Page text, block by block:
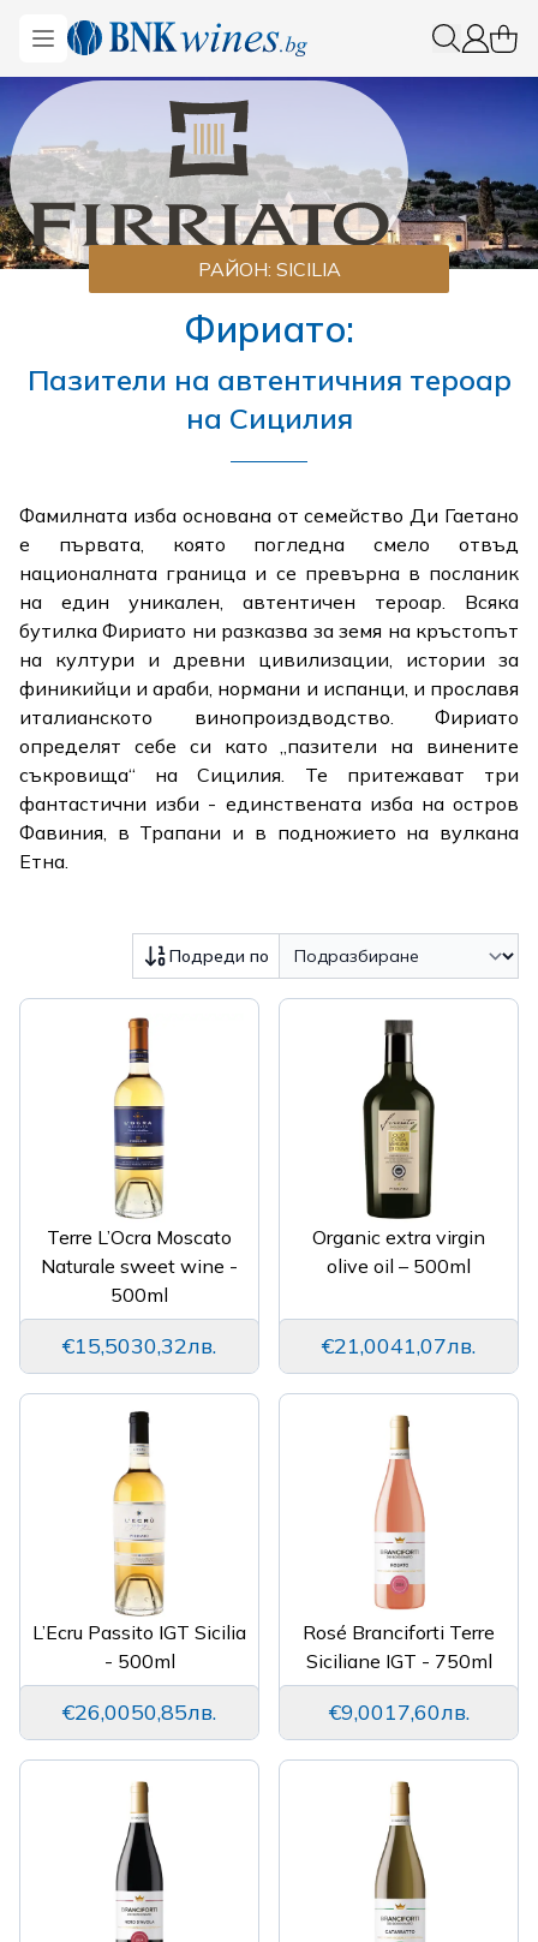
Open menu
BNKWines.bg
0
РАЙОН: SICILIA
Фириато:
Пазители на автентичния тероар
на Сицилия
Фамилната изба основана от семейство Ди Гаетано
е първата, която погледна смело отвъд
националната граница и се превърна в посланик
на един уникален, автентичен тероар. Всяка
бутилка Фириато ни разказва за земя на кръстопът
на култури и древни цивилизации, истории за
финикийци и араби, нормани и испанци, и прославя
италианското винопроиздводство. Фириато
определят себе си като „пазители на винените
съкровища“ на Сицилия. Те притежават три
фантастични изби - единствената изба на остров
Фавиния, в Трапани и в подножието на вулкана
Етна.
Подреди по
Terre L’Ocra Moscato
Naturale sweet wine -
500ml
€15,5030,32лв.
Organic extra virgin
olive oil – 500ml
€21,0041,07лв.
L’Ecru Passito IGT Sicilia
- 500ml
€26,0050,85лв.
Rosé Branciforti Terre
Siciliane IGT - 750ml
€9,0017,60лв.